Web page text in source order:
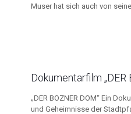
Muser hat sich auch von
Dokumentarfilm „DER
„DER BOZNER DOM“ Ein
und Geheimnisse der